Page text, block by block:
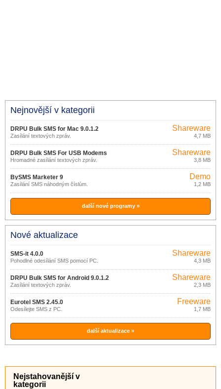
Nejnovější v kategorii
DRPU Bulk SMS for Mac 9.0.1.2
Professional
Zasílání textových zpráv.
Shareware
4,7 MB
DRPU Bulk SMS For USB Modems
8.2.1.0
Hromadné zasílání textových zpráv.
Shareware
3,8 MB
BySMS Marketer 9
Zasílání SMS náhodným číslům.
Demo
1,2 MB
další nové programy »
Nové aktualizace
SMS-it 4.0.0
Pohodlné odesílání SMS pomocí PC.
Shareware
4,3 MB
DRPU Bulk SMS for Android 9.0.1.2
Zasílání textových zpráv.
Shareware
2,3 MB
Eurotel SMS 2.45.0
Odesílejte SMS z PC.
Freeware
1,7 MB
další aktualizace »
Nejstahovanější v
kategorii